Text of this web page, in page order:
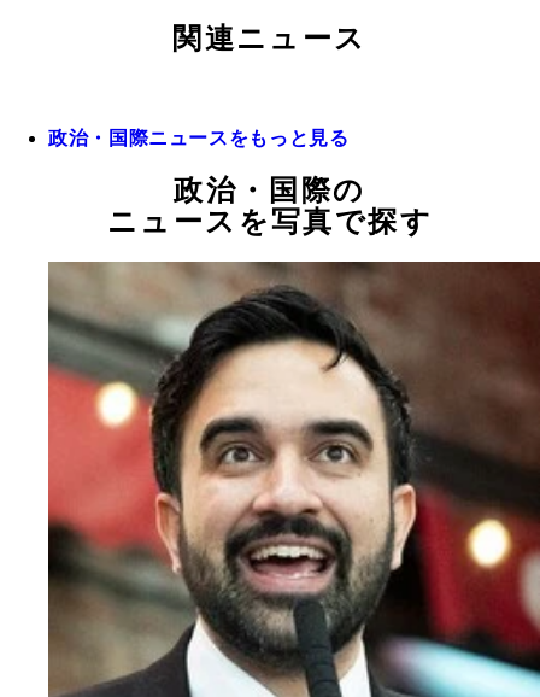
関連ニュース
政治・国際ニュースをもっと見る
政治・国際の
ニュースを写真で探す